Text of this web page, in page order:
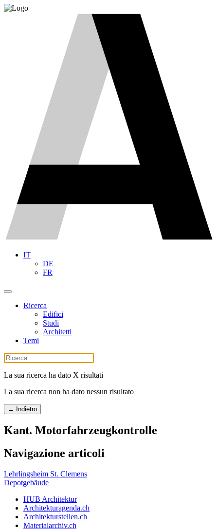
IT
DE
FR
Ricerca
Edifici
Studi
Architetti
Temi
La sua ricerca ha dato X risultati
La sua ricerca non ha dato nessun risultato
← Indietro
Kant. Motorfahrzeugkontrolle
Navigazione articoli
Lehrlingsheim St. Clemens
Depotgebäude
HUB Architektur
Architekturagenda.ch
Architekturstellen.ch
Materialarchiv.ch